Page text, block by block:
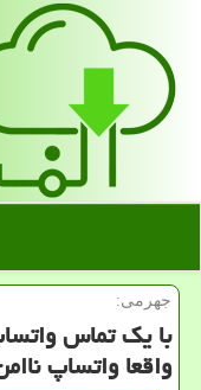
جهرمی:
با یک تماس
واقعا واتساپ